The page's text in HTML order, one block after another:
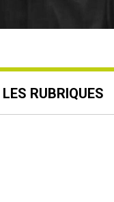
LES RUBRIQUES